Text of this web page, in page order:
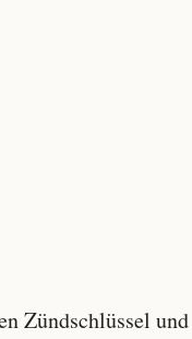
Zündschlüssel und